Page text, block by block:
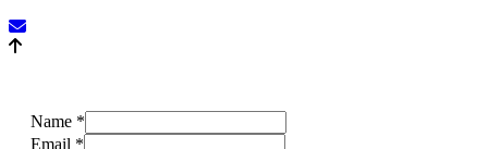
Name *
Email *